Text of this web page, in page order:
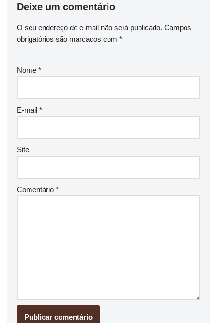
Deixe um comentário
O seu endereço de e-mail não será publicado. Campos
obrigatórios são marcados com *
Nome *
E-mail *
Site
Comentário *